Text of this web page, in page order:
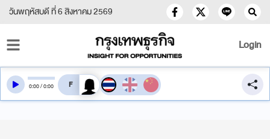
วันพฤหัสบดี ที่ 6 สิงหาคม 2569
Login
0:00/0:00 สลับเสียงอ่าน